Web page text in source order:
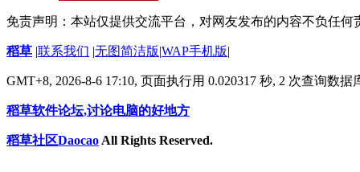
免责声明：本站仅提供交流平台，对网友发布的内容不负任
稻草 |联系我们 |无图简洁版|WAP手机版|
GMT+8, 2026-8-6 17:10, 页面执行用 0.020317 秒, 2 次查询数
稻草软件论坛,讨论电脑的好地方
稻草社区Daocao All Rights Reserved.